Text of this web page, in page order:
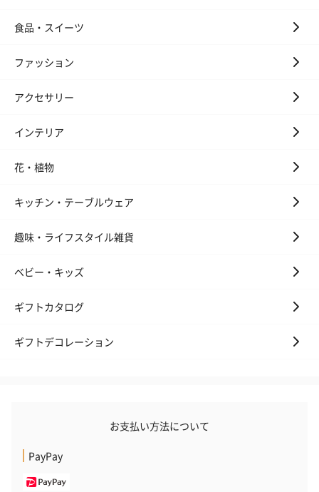
ンセンススティック
（GRAPE
お酒を同梱してお届けいたします。
ディット（712円）
ブラック１２
食品・スイーツ
ファッション
アクセサリー
インテリア
花・植物
キッチン・テーブルウェア
趣味・ライフスタイル雑貨
ベビー・キッズ
ギフトカタログ
ギフトデコレーション
お支払い方法について
PayPay